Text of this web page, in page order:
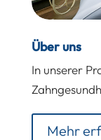
Über uns
In unserer
Mehr